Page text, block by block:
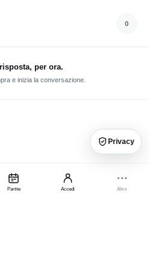
0
per ora.
e inizia la conversazione.
Partite Accedi Altro
Privacy